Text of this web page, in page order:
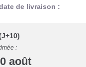
de livraison :
:
août